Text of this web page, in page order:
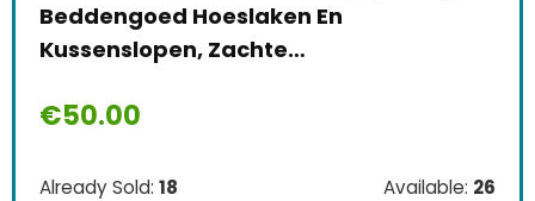
Beddengoed Hoeslaken En
Kussenslopen, Zachte…
€50.00
Already Sold: 18 Available: 26